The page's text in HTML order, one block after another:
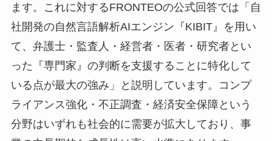
ます。これに対するFRONTEOの公式回答では「自
社開発の自然言語解析AIエンジン『KIBIT』を用い
て、弁護士・監査人・経営者・医者・研究者とい
った『専門家』の判断を支援することに特化して
いる点が最大の強み」と説明しています。コンプ
ライアンス強化・不正調査・経済安全保障という
分野はいずれも社会的に需要が拡大しており、事